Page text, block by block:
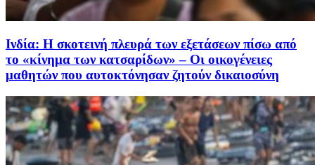
Ινδία: Η σκοτεινή πλευρά των εξετάσεων πίσω από
το «κίνημα των κατσαρίδων» – Οι οικογένειες
μαθητών που αυτοκτόνησαν ζητούν δικαιοσύνη